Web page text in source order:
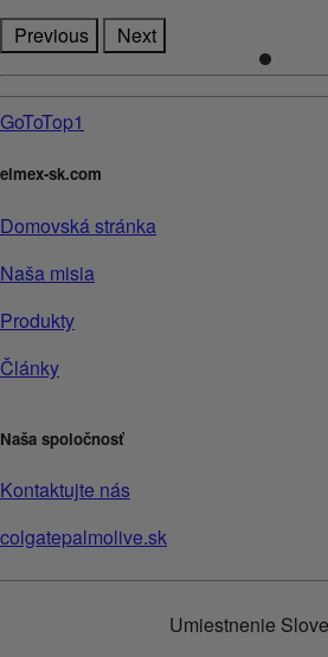
Previous
Next
GoToTop1
elmex-sk.com
Domovská stránka
Naša misia
Produkty
Články
Naša spoločnosť
Kontaktujte nás
colgatepalmolive.sk
Umiestnenie